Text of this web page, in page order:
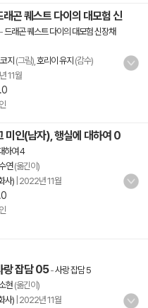
곤 퀘스트 다이의 대모험 신
-드래곤 퀘스트 다이의 대모험 신장채
지 (그림), 호리이 유지 (감수)
11월
미인(남자), 행실에 대하여 0
하여 4
연(옮긴이)
사) 2022년 11월
랑 잡담 05-사랑 잡담 5
현(옮긴이)
사) 2022년 11월